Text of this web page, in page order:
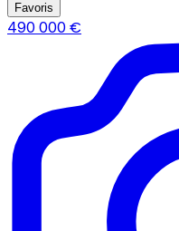
Favoris
490 000€